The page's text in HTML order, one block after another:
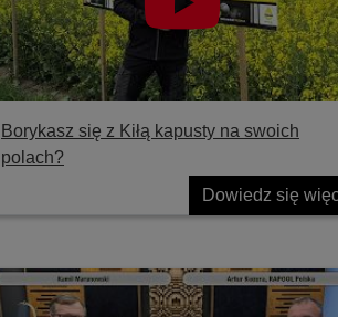
Borykasz się z Kiłą kapusty na swoich
polach?
Dowiedz się